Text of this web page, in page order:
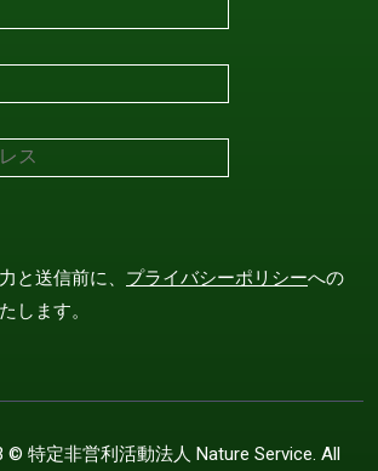
と送信前に、 プライバシーポリシーへの
します。
© 特定非営利活動法人 Nature Service. All